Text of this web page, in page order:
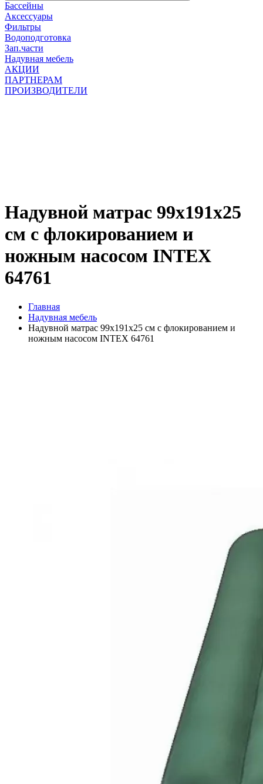
Бассейны
Аксессуары
Фильтры
Водоподготовка
Зап.части
Надувная мебель
АКЦИИ
ПАРТНЕРАМ
ПРОИЗВОДИТЕЛИ
Надувной матрас 99x191x25
см с флокированием и
ножным насосом INTEX
64761
Главная
Надувная мебель
Надувной матрас 99x191x25 см с флокированием и
ножным насосом INTEX 64761